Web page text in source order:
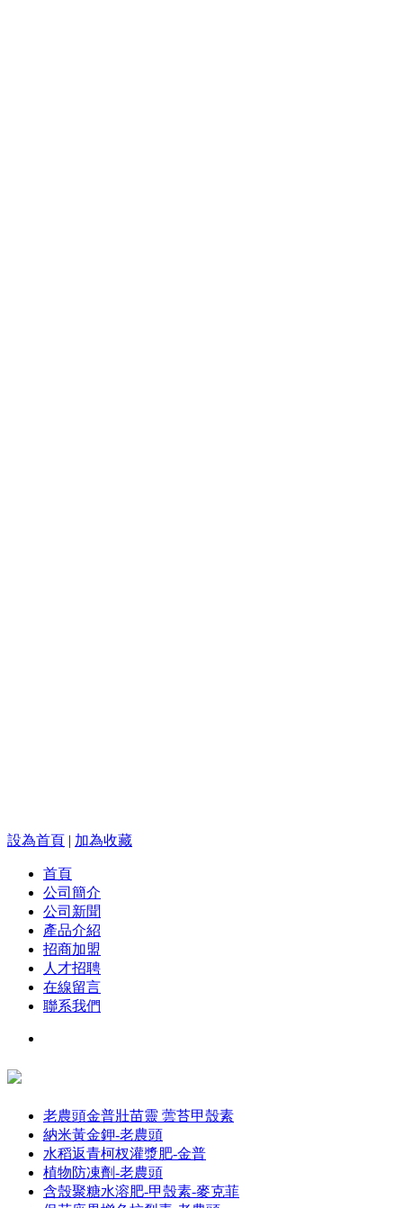
設為首頁 | 加為收藏
首頁
公司簡介
公司新聞
產品介紹
招商加盟
人才招聘
在線留言
聯系我們
老農頭金普壯苗靈 蕓苔甲殼素
納米黃金鉀-老農頭
水稻返青柯杈灌漿肥-金普
植物防凍劑-老農頭
含殼聚糖水溶肥-甲殼素-麥克菲